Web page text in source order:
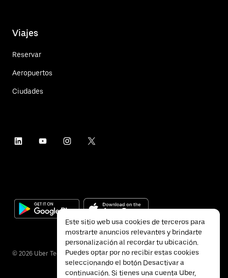
Viajes
Reservar
Aeropuertos
Ciudades
© 2026 Uber Technologies Inc.
Este sitio web usa cookies de terceros para
mostrarte anuncios relevantes y brindarte
personalización al recordar tu ubicación.
Puedes optar por no recibir estas cookies
seleccionando el botón Desactivar a
continuación. Si tienes una cuenta Uber,